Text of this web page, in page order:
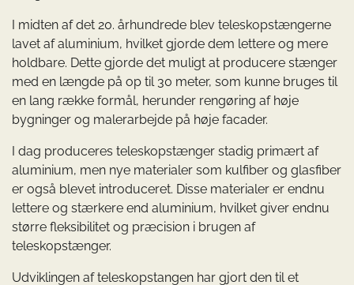
I midten af det 20. århundrede blev teleskopstængerne
lavet af aluminium, hvilket gjorde dem lettere og mere
holdbare. Dette gjorde det muligt at producere stænger
med en længde på op til 30 meter, som kunne bruges til
en lang række formål, herunder rengøring af høje
bygninger og malerarbejde på høje facader.
I dag produceres teleskopstænger stadig primært af
aluminium, men nye materialer som kulfiber og glasfiber
er også blevet introduceret. Disse materialer er endnu
lettere og stærkere end aluminium, hvilket giver endnu
større fleksibilitet og præcision i brugen af
teleskopstænger.
Udviklingen af teleskopstangen har gjort den til et